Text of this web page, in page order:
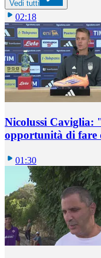
Vedi tutti
02:18
Nicolussi Caviglia:
opportunità di fare
01:30